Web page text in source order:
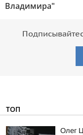
Владимира"
ТОП
Олег